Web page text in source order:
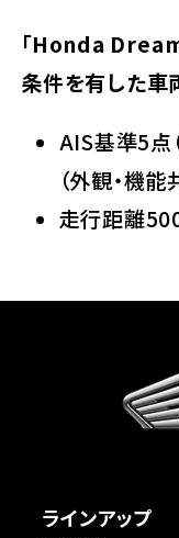
「Honda
条件を有した車
AIS基準5点
（外観・機
走行距離
ラインアップ